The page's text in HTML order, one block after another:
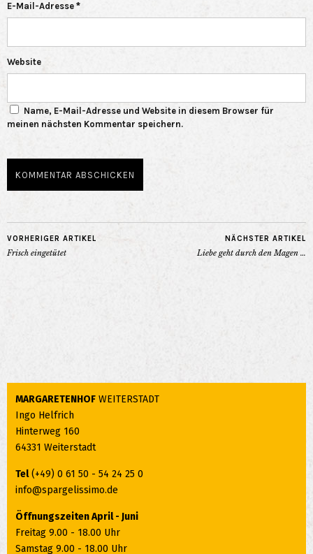
E-Mail-Adresse *
Website
Name, E-Mail-Adresse und Website in diesem Browser für
meinen nächsten Kommentar speichern.
VORHERIGER ARTIKEL
Frisch eingetütet
NÄCHSTER ARTIKEL
Liebe geht durch den Magen …
MARGARETENHOF WEITERSTADT
Ingo Helfrich
Hinterweg 160
64331 Weiterstadt
Tel(+49) 0 61 50 - 54 24 25 0
info@spargelissimo.de
Öffnungszeiten April - Juni
Freitag 9.00 - 18.00 Uhr
Samstag 9.00 - 18.00 Uhr